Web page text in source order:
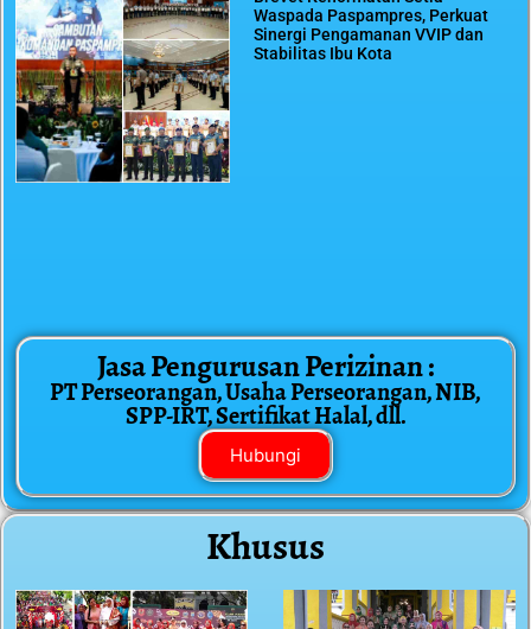
Waspada Paspampres, Perkuat
Sinergi Pengamanan VVIP dan
Stabilitas Ibu Kota
Jasa Pengurusan Perizinan :
PT Perseorangan, Usaha Perseorangan, NIB,
SPP-IRT, Sertifikat Halal, dll.
Hubungi
Khusus